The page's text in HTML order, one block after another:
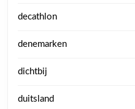
decathlon
denemarken
dichtbij
duitsland